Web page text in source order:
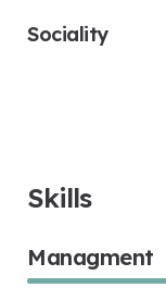
Sociality
Skills
Managment